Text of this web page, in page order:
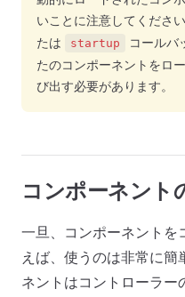
いことに注意してくださ
たは
startup
コールバ
たのコンポーネントをロ
び出す必要があります。
コンポーネント
一旦、コンポーネントを
えば、使うのは非常に
ネントはコントローラー